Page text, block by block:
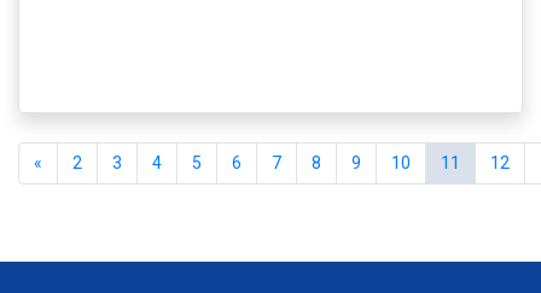
« 2 3 4 5 6 7 8 9 10 11 12